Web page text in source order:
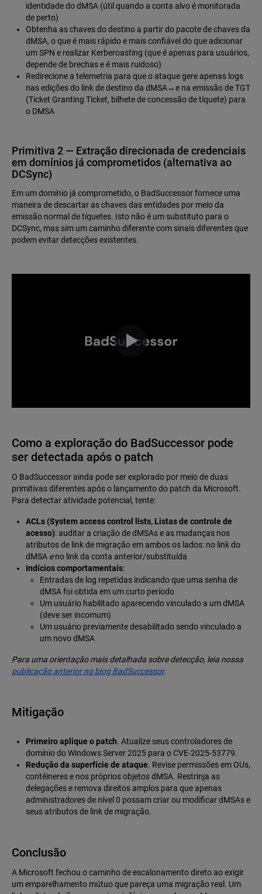
identidade do dMSA (útil quando a conta alvo é monitorada
de perto)
Obtenha as chaves do destino a partir do pacote de chaves da
dMSA, o que é mais rápido e mais confiável do que adicionar
um SPN e realizar Kerberoasting (que é apenas para usuários,
depende de brechas e é mais ruidoso)
Redirecione a telemetria para que o ataque gere apenas logs
nas edições do link de destino da dMSA↔e na emissão de TGT
(Ticket Granting Ticket, bilhete de concessão de tíquete) para
o DMSA
Primitiva 2 — Extração direcionada de credenciais
em domínios já comprometidos (alternativa ao
DCSync)
Em um domínio já comprometido, o BadSuccessor fornece uma
maneira de descartar as chaves das entidades por meio da
emissão normal de tíquetes. Isto não é um substituto para o
DCSync, mas sim um caminho diferente com sinais diferentes que
podem evitar detecções existentes.
Como a exploração do BadSuccessor pode
ser detectada após o patch
O BadSuccessor ainda pode ser explorado por meio de duas
primitivas diferentes após o lançamento do patch da Microsoft.
Para detectar atividade potencial, tente:
ACLs (System access control lists, Listas de controle de
acesso): auditar a criação de dMSAs e as mudanças nos
atributos de link de migração em ambos os lados: no link do
dMSA eno link da conta anterior/substituída
Indícios comportamentais:
Entradas de log repetidas indicando que uma senha de
dMSA foi obtida em um curto período
Um usuário habilitado aparecendo vinculado a um dMSA
(deve ser incomum)
Um usuário previamente desabilitado sendo vinculado a
um novo dMSA
Para uma orientação mais detalhada sobre detecção, leia nossa
publicação anterior no blog BadSuccessor.
Mitigação
Primeiro aplique o patch. Atualize seus controladores de
domínio do Windows Server 2025 para o CVE-2025-53779.
Redução da superfície de ataque. Revise permissões em OUs,
contêineres e nos próprios objetos dMSA. Restrinja as
delegações e remova direitos amplos para que apenas
administradores de nível 0 possam criar ou modificar dMSAs e
seus atributos de link de migração.
Conclusão
A Microsoft fechou o caminho de escalonamento direto ao exigir
um emparelhamento mútuo que pareça uma migração real. Um